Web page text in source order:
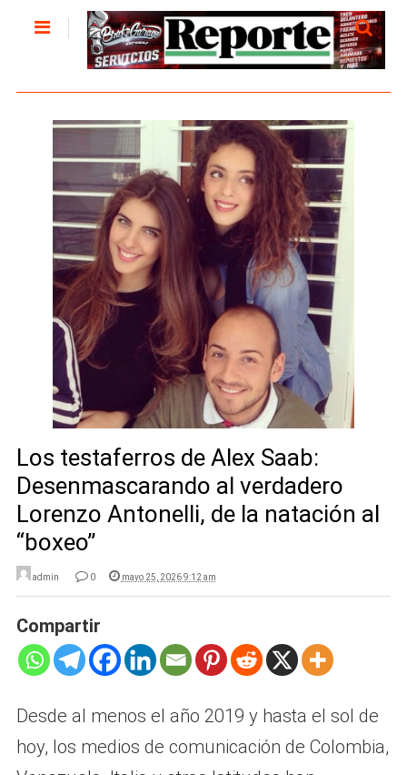
Los testaferros de Alex Saab:
Desenmascarando al verdadero
Lorenzo Antonelli, de la natación al
“boxeo”
admin 0 mayo 25, 2026 9:12 am
Compartir
Desde al menos el año 2019 y hasta el sol de
hoy, los medios de comunicación de Colombia,